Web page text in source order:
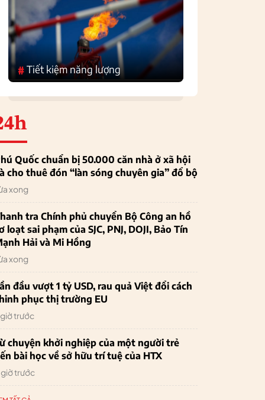
#Tiết kiệm năng lượng
Quốc chuẩn bị 50.000 căn nhà ở xã hội
cho thuê đón “làn sóng chuyên gia” đổ bộ
xong
tra Chính phủ chuyển Bộ Công an hồ
loạt sai phạm của SJC, PNJ, DOJI, Bảo Tín
Hải và Mi Hồng
xong
đầu vượt 1 tỷ USD, rau quả Việt đổi cách
phục thị trường EU
trước
chuyện khởi nghiệp của một người trẻ
bài học về sở hữu trí tuệ của HTX
giờ trước